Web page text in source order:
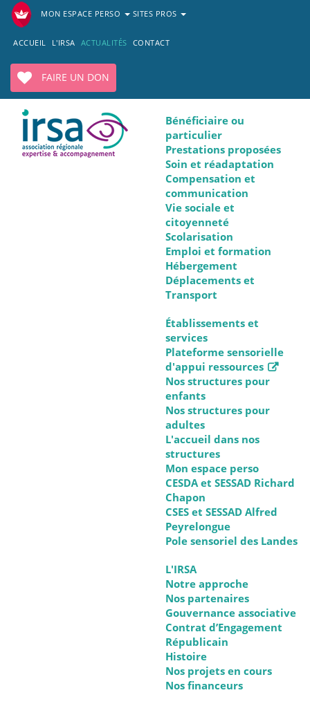
MON ESPACE PERSO SITES PROS
ACCUEIL L'IRSA ACTUALITÉS CONTACT
FAIRE UN DON
Bénéficiaire ou
particulier
Prestations proposées
Soin et réadaptation
Compensation et
communication
Vie sociale et
citoyenneté
Scolarisation
Emploi et formation
Hébergement
Déplacements et
Transport
Établissements et
services
Plateforme sensorielle
d'appui ressources
Nos structures pour
enfants
Nos structures pour
adultes
L'accueil dans nos
structures
Mon espace perso
CESDA et SESSAD Richard
Chapon
CSES et SESSAD Alfred
Peyrelongue
Pole sensoriel des Landes
L'IRSA
Notre approche
Nos partenaires
Gouvernance associative
Contrat d’Engagement
Républicain
Histoire
Nos projets en cours
Nos financeurs